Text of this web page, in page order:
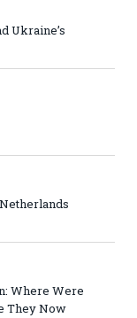
Ukraine’s
Where Were
They Now